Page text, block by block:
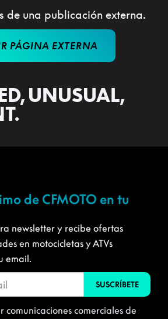
de una publicación externa.
PÁGINA EXTERNA
UNUSUAL,
de CFMOTO en tu
newsletter y recibe ofertas
en motocicletas y ATVs
email.
comunicaciones comerciales de